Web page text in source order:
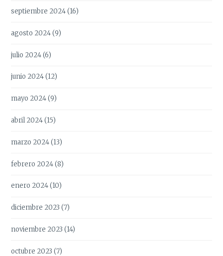
septiembre 2024(16)
agosto 2024(9)
julio 2024(6)
junio 2024(12)
mayo 2024(9)
abril 2024(15)
marzo 2024(13)
febrero 2024(8)
enero 2024(10)
diciembre 2023 (7)
noviembre 2023 (14)
octubre 2023 (7)